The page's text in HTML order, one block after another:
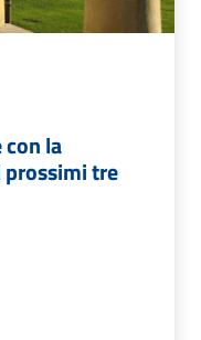
la
prossimi tre